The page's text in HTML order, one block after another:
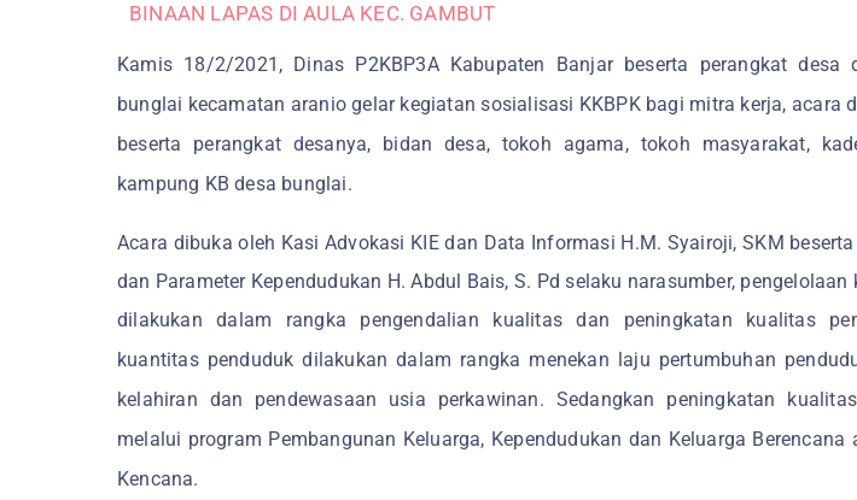
BINAAN LAPAS DI AULA KEC. GAMBUT
Kamis 18/2/2021, Dinas P2KBP3A Kabupaten Banjar beserta perangkat desa
bunglai kecamatan aranio gelar kegiatan sosialisasi KKBPK bagi mitra kerja, acara
beserta perangkat desanya, bidan desa, tokoh agama, tokoh masyarakat,
kampung KB desa bunglai.
Acara dibuka oleh Kasi Advokasi KIE dan Data Informasi H.M. Syairoji, SKM
dan Parameter Kependudukan H. Abdul Bais, S. Pd selaku narasumber,
dilakukan dalam rangka pengendalian kualitas dan peningkatan kualitas
kuantitas penduduk dilakukan dalam rangka menekan laju pertumbuhan
kelahiran dan pendewasaan usia perkawinan. Sedangkan peningkatan
melalui program Pembangunan Keluarga, Kependudukan dan Keluarga
Kencana.